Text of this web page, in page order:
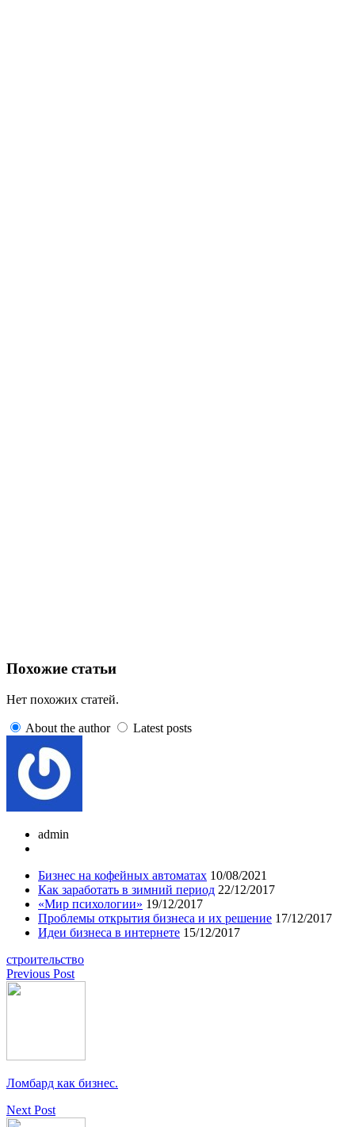
Похожие статьи
Нет похожих статей.
About the author Latest posts
admin
Бизнес на кофейных автоматах 10/08/2021
Как заработать в зимний период 22/12/2017
«Мир психологии» 19/12/2017
Проблемы открытия бизнеса и их решение 17/12/2017
Идеи бизнеса в интернете 15/12/2017
строительство
Previous Post
Ломбард как бизнес.
Next Post